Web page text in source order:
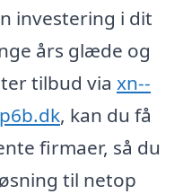
investering i dit
års glæde og
tilbud via xn--
, kan du få
firmaer, så du
til netop